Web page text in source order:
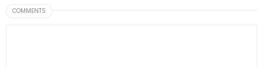
COMMENTS